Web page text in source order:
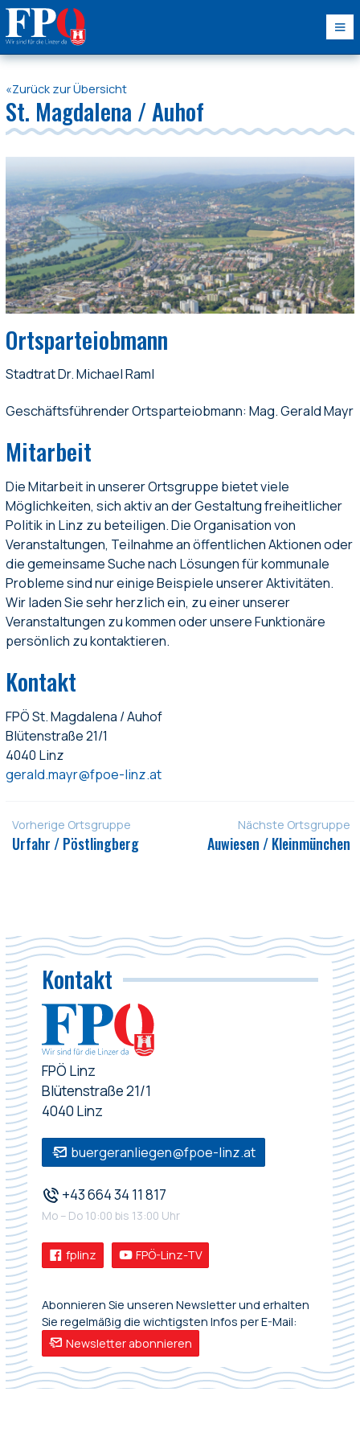
«Zurück zur Übersicht
St. Magdalena / Auhof
Ortsparteiobmann
Stadtrat Dr. Michael Raml
Geschäftsführender Ortsparteiobmann: Mag. Gerald Mayr
Mitarbeit
Die Mitarbeit in unserer Ortsgruppe bietet viele
Möglichkeiten, sich aktiv an der Gestaltung freiheitlicher
Politik in Linz zu beteiligen. Die Organisation von
Veranstaltungen, Teilnahme an öffentlichen Aktionen oder
die gemeinsame Suche nach Lösungen für kommunale
Probleme sind nur einige Beispiele unserer Aktivitäten.
Wir laden Sie sehr herzlich ein, zu einer unserer
Veranstaltungen zu kommen oder unsere Funktionäre
persönlich zu kontaktieren.
Kontakt
FPÖ St. Magdalena / Auhof
Blütenstraße 21/1
4040 Linz
gerald.mayr@fpoe-linz.at
Vorherige Ortsgruppe
Urfahr / Pöstlingberg
Nächste Ortsgruppe
Auwiesen / Kleinmünchen
Kontakt
FPÖ Linz
Blütenstraße 21/1
4040 Linz
buergeranliegen@fpoe-linz.at
+43 664 34 11 817
Mo – Do 10:00 bis 13:00 Uhr
fplinz FPÖ-Linz-TV
Abonnieren Sie unseren Newsletter und erhalten
Sie regelmäßig die wichtigsten Infos per E-Mail:
Newsletter abonnieren